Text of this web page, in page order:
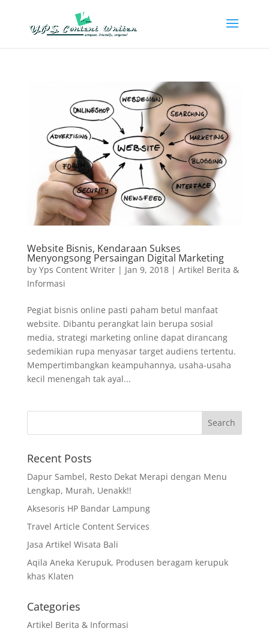
Website Bisnis, Kendaraan Sukses
Menyongsong Persaingan Digital Marketing
by Yps Content Writer| Jan 9, 2018| Artikel Berita &
Informasi
Pegiat bisnis online pasti paham betul manfaat
website. Dibantu perangkat lain berupa sosial
media, strategi marketing online dapat dirancang
sedemikian rupa menyasar target audiens tertentu.
Mempertimbangkan keampuhannya, usaha-usaha
kecil menengah tak ayal...
Recent Posts
Dapur Sambel, Resto Dekat Merapi dengan Menu
Lengkap, Murah, Uenakk!!
Aksesoris HP Bandar Lampung
Travel Article Content Services
Jasa Artikel Wisata Bali
Aqila Aneka Kerupuk, Produsen beragam kerupuk
khas Klaten
Categories
Artikel Berita & Informasi